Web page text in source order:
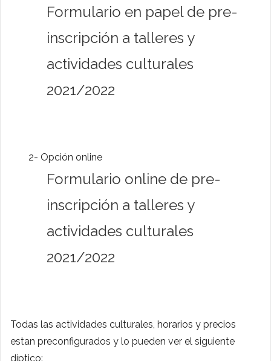
Formulario en papel de pre-
inscripción a talleres y
actividades culturales
2021/2022
2- Opción online
Formulario online de pre-
inscripción a talleres y
actividades culturales
2021/2022
Todas las actividades culturales, horarios y precios
estan preconfigurados y lo pueden ver el siguiente
díptico: